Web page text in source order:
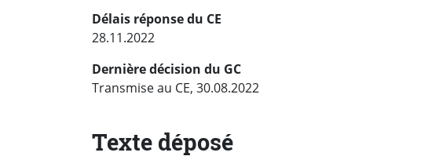
Délais réponse du CE
28.11.2022
Dernière décision du GC
Transmise au CE, 30.08.2022
Texte déposé